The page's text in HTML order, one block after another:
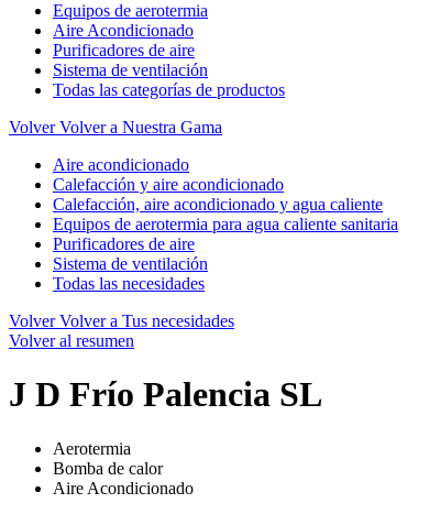
Equipos de aerotermia
Aire Acondicionado
Purificadores de aire
Sistema de ventilación
Todas las categorías de productos
Volver Volver a Nuestra Gama
Aire acondicionado
Calefacción y aire acondicionado
Calefacción, aire acondicionado y agua caliente
Equipos de aerotermia para agua caliente sanitaria
Purificadores de aire
Sistema de ventilación
Todas las necesidades
Volver Volver a Tus necesidades
Volver al resumen
J D Frío Palencia SL
Aerotermia
Bomba de calor
Aire Acondicionado